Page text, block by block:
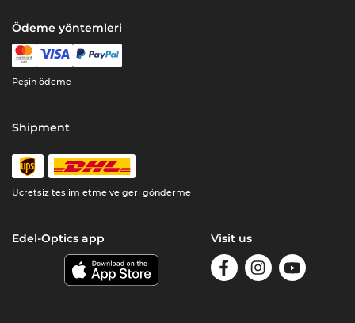
Ödeme yöntemleri
Peşin ödeme
Shipment
Ücretsiz teslim etme ve geri gönderme
Edel-Optics app Visit us